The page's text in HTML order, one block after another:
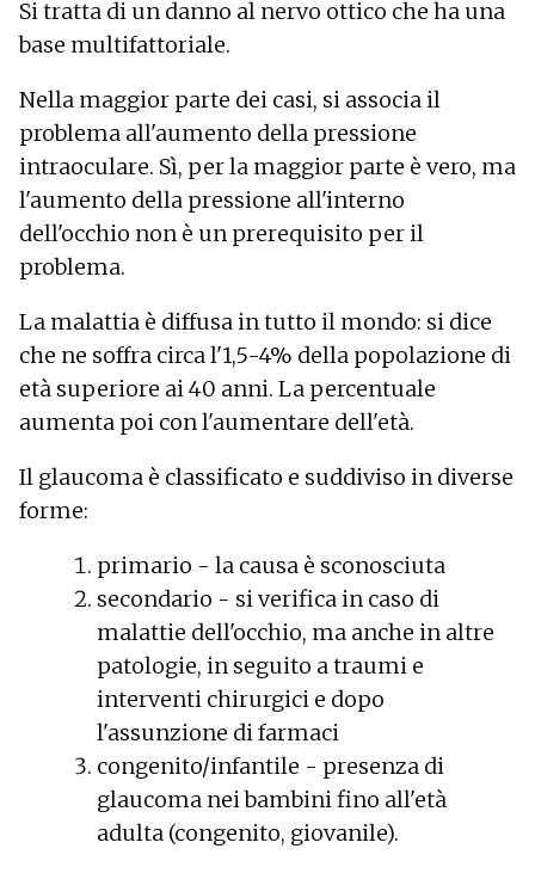
Si tratta di un danno al nervo ottico che ha una
base multifattoriale.
Nella maggior parte dei casi, si associa il
problema all'aumento della pressione
intraoculare. Sì, per la maggior parte è vero, ma
l'aumento della pressione all'interno
dell'occhio non è un prerequisito per il
problema.
La malattia è diffusa in tutto il mondo: si dice
che ne soffra circa l'1,5-4% della popolazione di
età superiore ai 40 anni. La percentuale
aumenta poi con l'aumentare dell'età.
Il glaucoma è classificato e suddiviso in diverse
forme:
primario - la causa è sconosciuta
secondario - si verifica in caso di
malattie dell'occhio, ma anche in altre
patologie, in seguito a traumi e
interventi chirurgici e dopo
l'assunzione di farmaci
congenito/infantile - presenza di
glaucoma nei bambini fino all'età
adulta (congenito, giovanile).